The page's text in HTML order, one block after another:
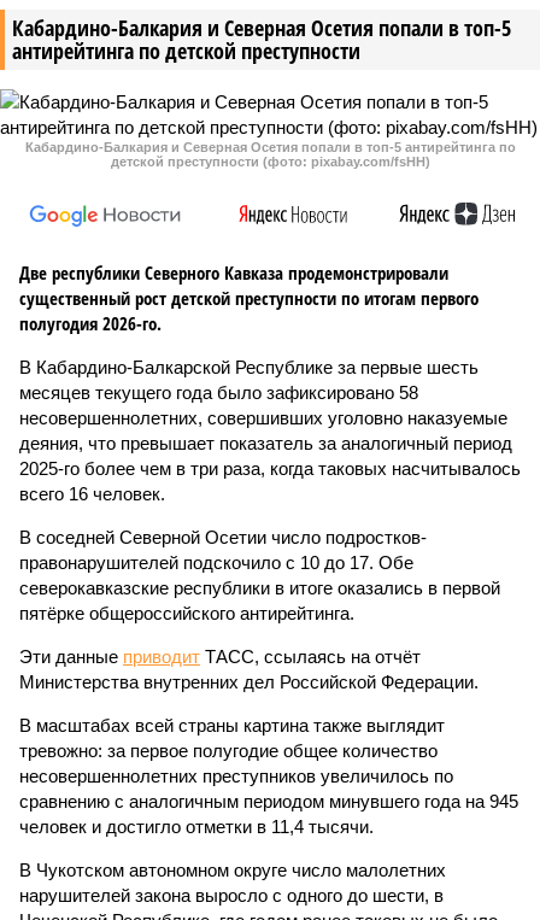
Кабардино-Балкария и Северная Осетия попали в топ-5
антирейтинга по детской преступности
Кабардино-Балкария и Северная Осетия попали в топ-5 антирейтинга по
детской преступности (фото: pixabay.com/fsHH)
Две республики Северного Кавказа продемонстрировали
существенный рост детской преступности по итогам первого
полугодия 2026-го.
В Кабардино-Балкарской Республике за первые шесть
месяцев текущего года было зафиксировано 58
несовершеннолетних, совершивших уголовно наказуемые
деяния, что превышает показатель за аналогичный период
2025-го более чем в три раза, когда таковых насчитывалось
всего 16 человек.
В соседней Северной Осетии число подростков-
правонарушителей подскочило с 10 до 17. Обе
северокавказские республики в итоге оказались в первой
пятёрке общероссийского антирейтинга.
Эти данные приводит ТАСС, ссылаясь на отчёт
Министерства внутренних дел Российской Федерации.
В масштабах всей страны картина также выглядит
тревожно: за первое полугодие общее количество
несовершеннолетних преступников увеличилось по
сравнению с аналогичным периодом минувшего года на 945
человек и достигло отметки в 11,4 тысячи.
В Чукотском автономном округе число малолетних
нарушителей закона выросло с одного до шести, в